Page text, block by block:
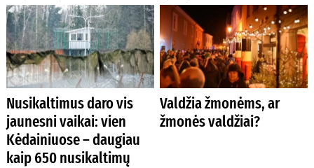
Nusikaltimus daro vis
jaunesni vaikai: vien
Kėdainiuose – daugiau
kaip 650 nusikaltimų
Valdžia žmonėms, ar
žmonės valdžiai?